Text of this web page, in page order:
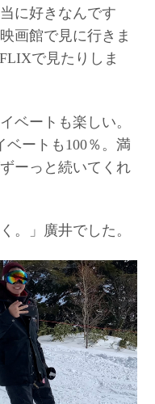
に好きなんです
画館で見に行きま
で見たりしま
ベートも楽しい。
ベートも100％。満
ーっと続いてくれ
。」廣井でした。